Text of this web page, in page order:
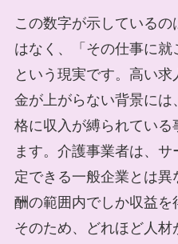
この数字が示している
はなく、「その仕事に就
という現実です。高い
金が上がらない背景に
格に収入が縛られている
ます。介護事業者は、
定できる一般企業とは
酬の範囲内でしか収益を
そのため、どれほど人